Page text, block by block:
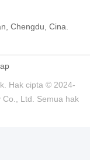
Chengdu, Cina.
Hak cipta © 2024-
Ltd. Semua hak